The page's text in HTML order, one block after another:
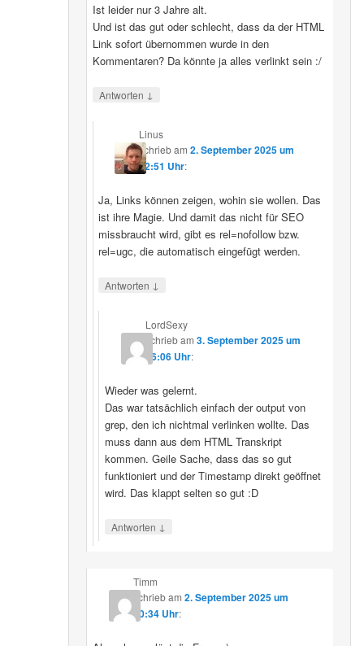
Ist leider nur 3 Jahre alt.
Und ist das gut oder schlecht, dass da der HTML
Link sofort übernommen wurde in den
Kommentaren? Da könnte ja alles verlinkt sein :/
Antworten ↓
Linus
schriebam2. September 2025 um
12:51 Uhr:
Ja, Links können zeigen, wohin sie wollen. Das
ist ihre Magie. Und damit das nicht für SEO
missbraucht wird, gibt es rel=nofollow bzw.
rel=ugc, die automatisch eingefügt werden.
Antworten ↓
LordSexy
schriebam 3. September 2025 um
16:06 Uhr:
Wieder was gelernt.
Das war tatsächlich einfach der output von
grep, den ich nichtmal verlinken wollte. Das
muss dann aus dem HTML Transkript
kommen. Geile Sache, dass das so gut
funktioniert und der Timestamp direkt geöffnet
wird. Das klappt selten so gut :D
Antworten ↓
Timm
schriebam 2. September 2025 um
10:34 Uhr: